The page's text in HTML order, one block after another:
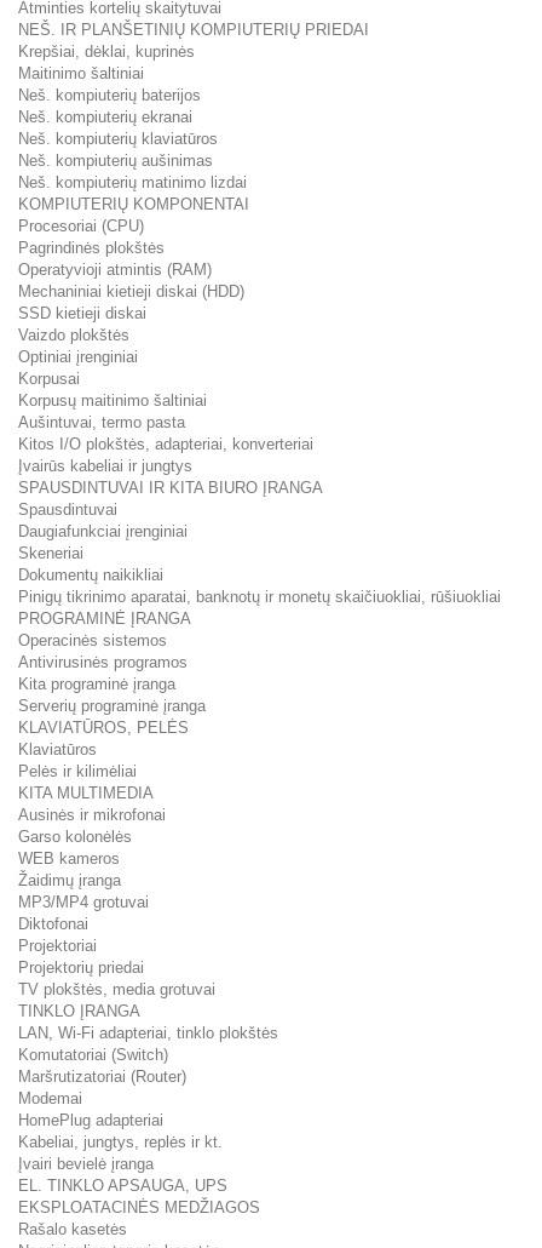
Atminties kortelių skaitytuvai
NEŠ. IR PLANŠETINIŲ KOMPIUTERIŲ PRIEDAI
Krepšiai, dėklai, kuprinės
Maitinimo šaltiniai
Neš. kompiuterių baterijos
Neš. kompiuterių ekranai
Neš. kompiuterių klaviatūros
Neš. kompiuterių aušinimas
Neš. kompiuterių matinimo lizdai
KOMPIUTERIŲ KOMPONENTAI
Procesoriai (CPU)
Pagrindinės plokštės
Operatyvioji atmintis (RAM)
Mechaniniai kietieji diskai (HDD)
SSD kietieji diskai
Vaizdo plokštės
Optiniai įrenginiai
Korpusai
Korpusų maitinimo šaltiniai
Aušintuvai, termo pasta
Kitos I/O plokštės, adapteriai, konverteriai
Įvairūs kabeliai ir jungtys
SPAUSDINTUVAI IR KITA BIURO ĮRANGA
Spausdintuvai
Daugiafunkciai įrenginiai
Skeneriai
Dokumentų naikikliai
Pinigų tikrinimo aparatai, banknotų ir monetų skaičiuokliai, rūšiuokliai
PROGRAMINĖ ĮRANGA
Operacinės sistemos
Antivirusinės programos
Kita programinė įranga
Serverių programinė įranga
KLAVIATŪROS, PELĖS
Klaviatūros
Pelės ir kilimėliai
KITA MULTIMEDIA
Ausinės ir mikrofonai
Garso kolonėlės
WEB kameros
Žaidimų įranga
MP3/MP4 grotuvai
Diktofonai
Projektoriai
Projektorių priedai
TV plokštės, media grotuvai
TINKLO ĮRANGA
LAN, Wi-Fi adapteriai, tinklo plokštės
Komutatoriai (Switch)
Maršrutizatoriai (Router)
Modemai
HomePlug adapteriai
Kabeliai, jungtys, replės ir kt.
Įvairi bevielė įranga
EL. TINKLO APSAUGA, UPS
EKSPLOATACINĖS MEDŽIAGOS
Rašalo kasetės